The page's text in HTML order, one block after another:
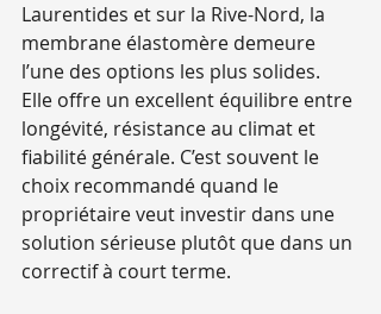
Laurentides et sur la Rive-Nord, la
membrane élastomère demeure
l’une des options les plus solides.
Elle offre un excellent équilibre entre
longévité, résistance au climat et
fiabilité générale. C’est souvent le
choix recommandé quand le
propriétaire veut investir dans une
solution sérieuse plutôt que dans un
correctif à court terme.